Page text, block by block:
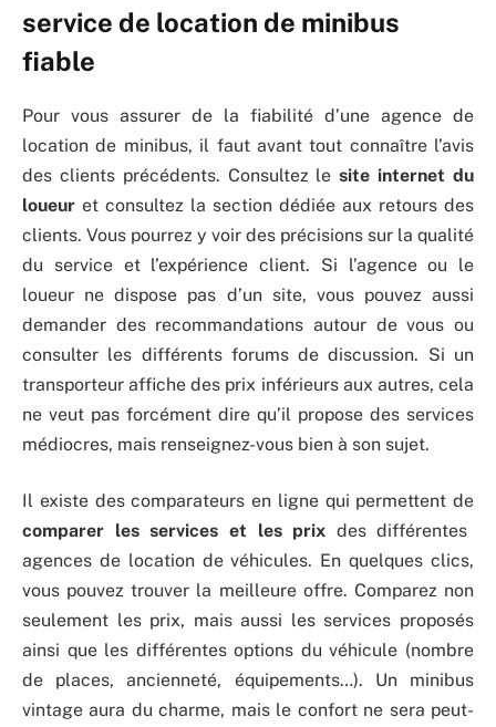
service de location de minibus
fiable
Pour vous assurer de la fiabilité d’une agence de
location de minibus, il faut avant tout connaître l’avis
des clients précédents. Consultez lesite internet du
loueur et consultez la section dédiée aux retours des
clients. Vous pourrez y voir des précisions sur la qualité
du service et l’expérience client. Si l’agence ou le
loueur ne dispose pas d’un site, vous pouvez aussi
demander des recommandations autour de vous ou
consulter les différents forums de discussion. Si un
transporteur affiche des prix inférieurs aux autres, cela
ne veut pas forcément dire qu’il propose des services
médiocres, mais renseignez-vous bien à son sujet.
Il existe des comparateurs en ligne qui permettent de
comparer les services et les prix des différentes
agences de location de véhicules. En quelques clics,
vous pouvez trouver la meilleure offre. Comparez non
seulement les prix, mais aussi les services proposés
ainsi que les différentes options du véhicule (nombre
de places, ancienneté, équipements…). Un minibus
vintage aura du charme, mais le confort ne sera peut-